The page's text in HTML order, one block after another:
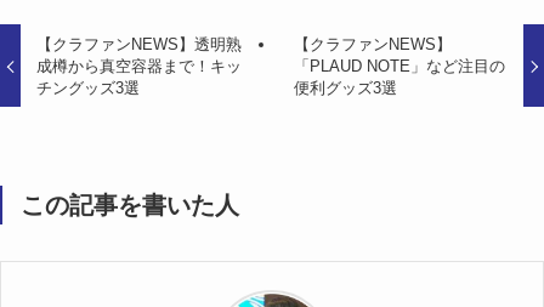
【クラファンNEWS】透明熟
成樽から真空容器まで！キッ
チングッズ3選
【クラファンNEWS】
「PLAUD NOTE」など注目の
便利グッズ3選
この記事を書いた人